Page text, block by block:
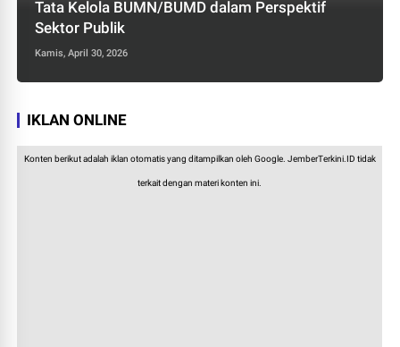
Tata Kelola BUMN/BUMD dalam Perspektif
Sektor Publik
Kamis, April 30, 2026
IKLAN ONLINE
Konten berikut adalah iklan otomatis yang ditampilkan oleh Google. JemberTerkini.ID tidak
terkait dengan materi konten ini.